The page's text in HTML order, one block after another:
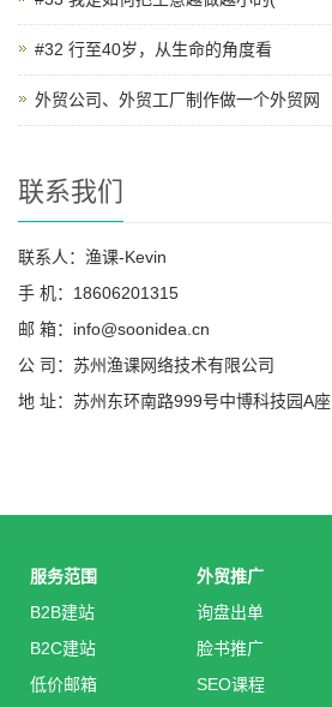
#32 行至40岁，从生命的角度看
外贸公司、外贸工厂制作做一个外贸网
联系我们
联系人：渔课-Kevin
手 机：18606201315
邮 箱：info@soonidea.cn
公 司：苏州渔课网络技术有限公司
地 址：苏州东环南路999号中博科技园A座
服务范围
B2B建站
B2C建站
低价邮箱
外贸推广
询盘出单
脸书推广
SEO课程